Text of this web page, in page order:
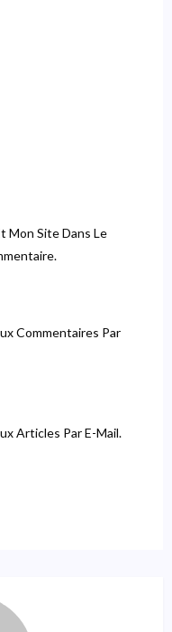
Mon Site Dans Le
Commentaires Par
Articles Par E-Mail.